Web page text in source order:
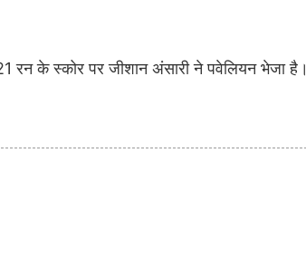
रन के स्कोर पर जीशान अंसारी ने पवेलियन भेजा है।